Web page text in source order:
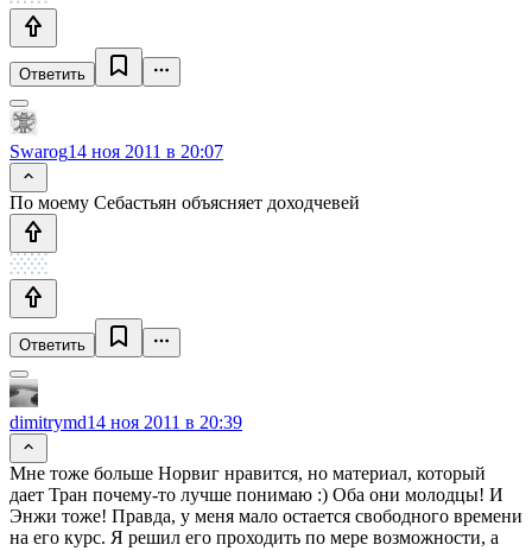
Ответить
Swarog14 ноя 2011 в 20:07
По моему Себастьян объясняет доходчевей
Ответить
dimitrymd14 ноя 2011 в 20:39
Мне тоже больше Норвиг нравится, но материал, который
дает Тран почему-то лучше понимаю :) Оба они молодцы! И
Энжи тоже! Правда, у меня мало остается свободного времени
на его курс. Я решил его проходить по мере возможности, а